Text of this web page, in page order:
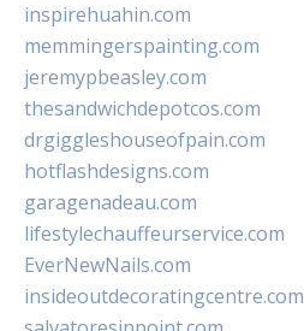
inspirehuahin.com
memmingerspainting.com
jeremypbeasley.com
thesandwichdepotcos.com
drgiggleshouseofpain.com
hotflashdesigns.com
garagenadeau.com
lifestylechauffeurservice.com
EverNewNails.com
insideoutdecoratingcentre.com